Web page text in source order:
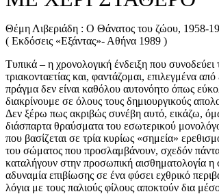
Θέμη Λιβεριάδη : Ο Θάνατος του ζώου, 1958-
( Εκδόσεις «Εξάντας»- Αθήνα 1989 )
Τυπικά – η χρονολογική ένδειξη που συνοδεύει
τριακονταετίας και, φαντάζομαι, επιλεγμένα
πράγμα δεν είναι καθόλου αυτονόητο όπως
διακρίνουμε σε όλους τους δημιουργικούς
Δεν ξέρω πως ακριβώς συνέβη αυτό, εικάζω,
διάσπαρτα θραύσματα του εσωτερικού
που βασίζεται σε τρία κυρίως «σημεία»
του σώματος που προσλαμβάνουν, σχεδόν
καταλήγουν στην προσωπική αισθηματολογία
αδυναμία επιβίωσης σε ένα φύσει εχθρικό
λόγια με τους παλιούς φίλους αποκτούν δια